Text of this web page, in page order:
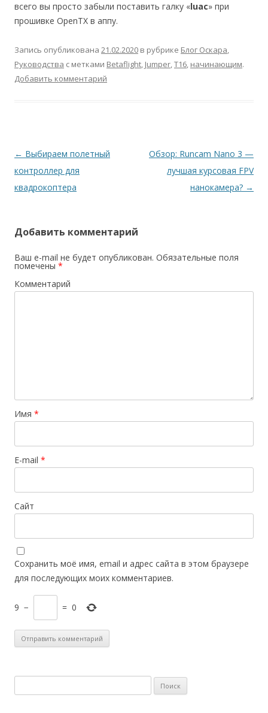
всего вы просто забыли поставить галку «luac» при
прошивке OpenTX в аппу.
Запись опубликована 21.02.2020 в рубрике Блог Оскара,
Руководства с метками Betaflight, Jumper,T16, начинающим.
Добавить комментарий
Навигация
по
записям
← Выбираем полетный
контроллер для
квадрокоптера
Обзор: Runcam Nano 3 —
лучшая курсовая FPV
нанокамера? →
Добавить комментарий
Ваш e-mail не будет опубликован. Обязательные поля
помечены *
Комментарий
Имя *
E-mail *
Сайт
Сохранить моё имя, email и адрес сайта в этом браузере
для последующих моих комментариев.
9 − = 0
а